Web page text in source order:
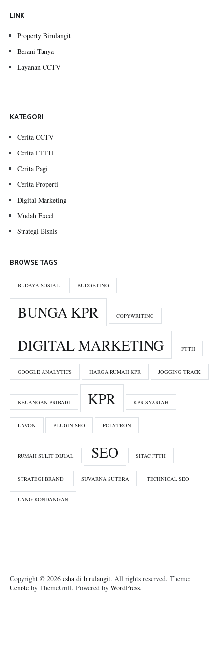
LINK
Property Birulangit
Berani Tanya
Layanan CCTV
KATEGORI
Cerita CCTV
Cerita FTTH
Cerita Pagi
Cerita Properti
Digital Marketing
Mudah Excel
Strategi Bisnis
BROWSE TAGS
BUDAYA SOSIAL BUDGETING
BUNGA KPR COPYWRITING
DIGITAL MARKETING FTTH
GOOGLE ANALYTICS HARGA RUMAH KPR JOGGING TRACK
KEUANGAN PRIBADI KPR KPR SYARIAH
LAVON PLUGIN SEO POLYTRON
RUMAH SULIT DIJUAL SEO SITAC FTTH
STRATEGI BRAND SUVARNA SUTERA TECHNICAL SEO
UANG KONDANGAN
Copyright © 2026 esha di birulangit. All rights reserved. Theme:
Cenote by ThemeGrill. Powered by WordPress.